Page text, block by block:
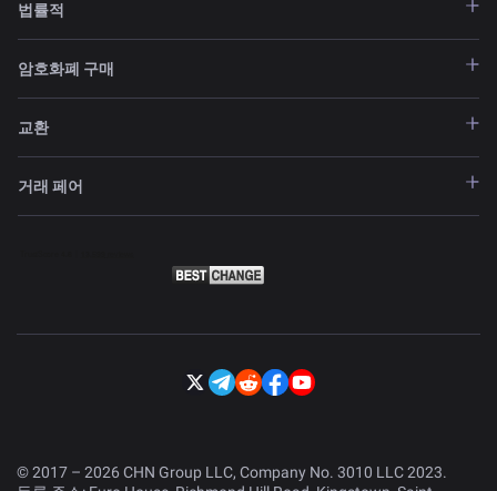
법률적
암호화폐 구매
교환
거래 페어
© 2017 – 2026 CHN Group LLC, Company No. 3010 LLC 2023.